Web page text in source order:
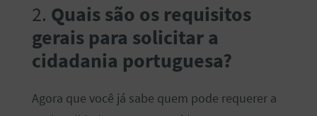
2. Quais são os requisitos
gerais para solicitar a
cidadania portuguesa?
Agora que você já sabe quem pode requerer a